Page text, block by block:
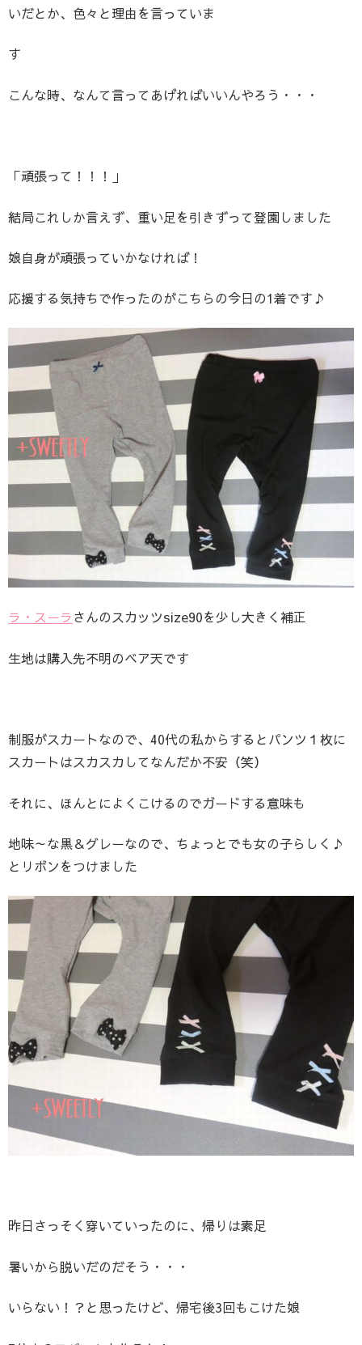
いだとか、色々と理由を言っていま
す
こんな時、なんて言ってあげればいいんやろう・・・
「頑張って！！！」
結局これしか言えず、重い足を引きずって登園しました
娘自身が頑張っていかなければ！
応援する気持ちで作ったのがこちらの今日の1着です♪
ラ・スーラさんのスカッツsize90を少し大きく補正
生地は購入先不明のベア天です
制服がスカートなので、40代の私からするとパンツ１枚に
スカートはスカスカしてなんだか不安（笑）
それに、ほんとによくこけるのでガードする意味も
地味～な黒＆グレーなので、ちょっとでも女の子らしく♪
とリボンをつけました
昨日さっそく穿いていったのに、帰りは素足
暑いから脱いだのだそう・・・
いらない！？と思ったけど、帰宅後3回もこけた娘